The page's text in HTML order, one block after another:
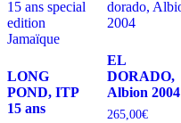
LONG
POND, ITP
15 ans
EL
DORADO,
Albion 2004
265,00€